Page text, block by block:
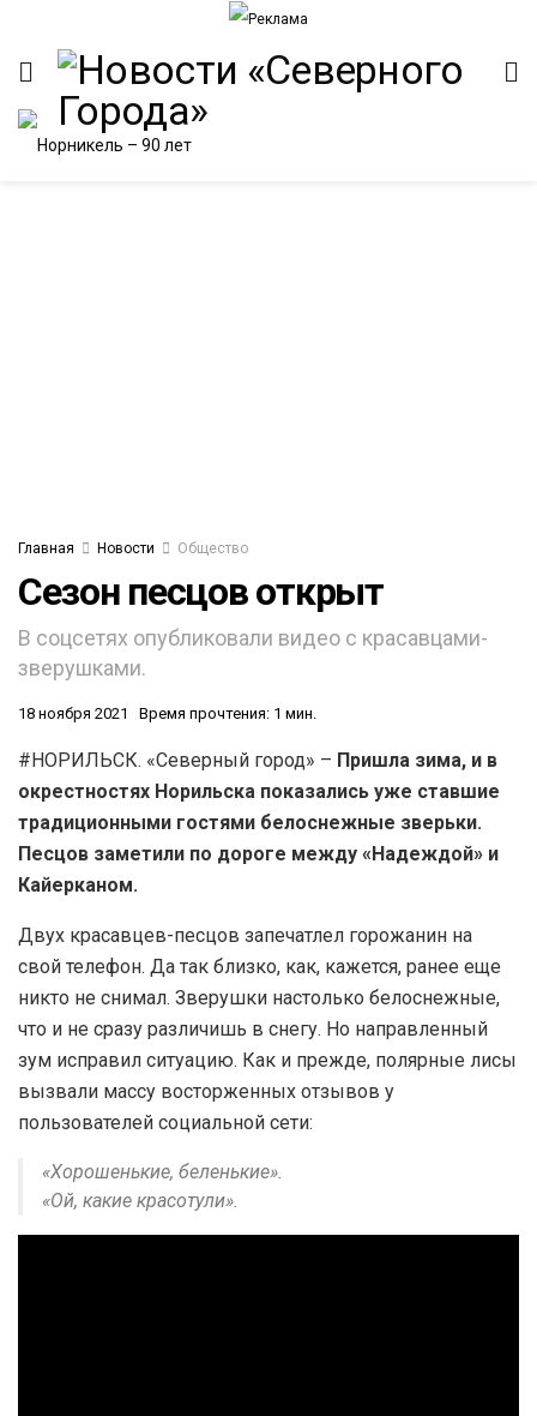
Главная Новости Общество
Сезон песцов открыт
В соцсетях опубликовали видео с красавцами-
зверушками.
18 ноября 2021 Время прочтения: 1 мин.
#НОРИЛЬСК. «Северный город» – Пришла зима, и в
окрестностях Норильска показались уже ставшие
традиционными гостями белоснежные зверьки.
Песцов заметили по дороге между «Надеждой» и
Кайерканом.
Двух красавцев-песцов запечатлел горожанин на
свой телефон. Да так близко, как, кажется, ранее еще
никто не снимал. Зверушки настолько белоснежные,
что и не сразу различишь в снегу. Но направленный
зум исправил ситуацию. Как и прежде, полярные лисы
вызвали массу восторженных отзывов у
пользователей социальной сети:
«Хорошенькие, беленькие».
«Ой, какие красотули».